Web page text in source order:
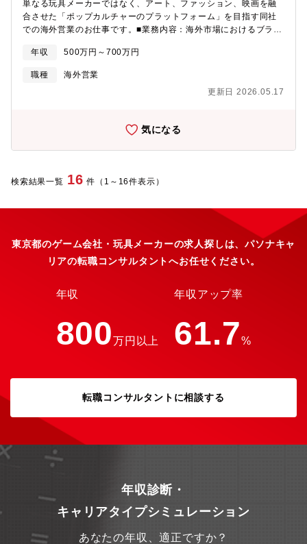
単なる玩具メーカーではなく、アート、ファッション、映画を融
合させた「ポップカルチャーのプラットフォーム」を目指す同社
での海外営業のお仕事です。■業務内容：海外市場におけるブラン
いただきます。・グローバル販売戦略の立案・実行：国や地域ご
とのマーケットトレンド（ファッション、アート、ホビー）を分
析し、どのプロダクトを、どのような販路で展開すべきかの戦略
を構築します。・「次なる熱狂」を生む新規パートナー開拓：世
自ら見出し、交渉・契約を行います。・既存代理店とのリレーシ
ョン支援を行い、現地ファンのエンゲージメントを高めます。・
マーケットフィードバックと製品フィードバック：現地の熱狂や
「世界で次に流行るもの」を共に創り上げる一翼を担います。■同
社の強み：・世界中を魅了する「BE@RBRICK」をはじめとする
キャラクターフィギュアや、関連商品のデザインから納品までを
担当することができます。・アニメキャラクター、アメコミなど
世界で人気を博すフィギュアなどを展開。大人も子供も楽しめる
EXHIBITIONを表参道ヒルズ内で開催。 ファンの方々の熱気であ
「Vinyl Collectible Dolls」、集めるのが楽しくなる手のひらサイ
ズの「ULTRA DETAIL FIGURE」、“生活を楽しく”をコンセプト
の可動フィギュアを端に、特撮からアメコミ等の映画のキャラク
ターフィギュアをメインに展開。国内外のアーティスト、世界各
レルやインテリアなど多岐に渡る事業の企画・開発・販売と各種
デザインなどを展開しています。
年収 500万円～700万円
職種
海外営業
更新日 2026.05.17
気になる
検索結果一覧 16 件（1～16件表示）
東京都のゲーム会社・玩具メーカーの求人探しは、パソナキャ
リアの転職コンサルタントへお任せください。
年収
800万円以上
年収アップ率
61.7%
転職コンサルタントに相談する
年収診断・
キャリアタイプシミュレーション
あなたの年収、適正ですか？